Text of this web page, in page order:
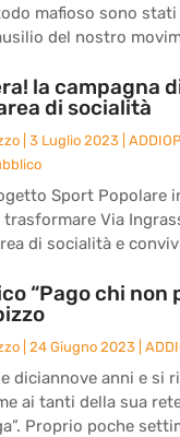
mafioso sono
del nostro
la campagna
di socialità
3 Luglio 2023
Sport Popolare
Via
di socialità e
“Pago chi non
24 Giugno 2023
diciannove anni e si
ai tanti della sua
Proprio poche